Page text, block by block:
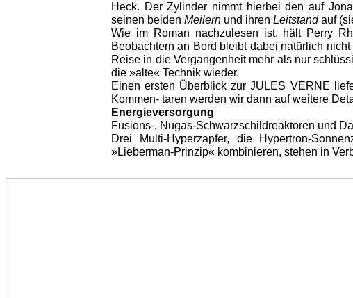
Heck. Der Zylinder nimmt hierbei den auf
seinen beiden Meilern und ihren Leitstandauf
Wie im Roman nachzulesen ist, hält Perry
Beobachtern an Bord bleibt dabei natürlich
Reise in die Vergangenheit mehr als nur
die »alte« Technik wieder.
Einen ersten Überblick zur JULES VERNE
Kommen- taren werden wir dann auf weitere
Energieversorgung
Fusions-, Nugas-Schwarzschildreaktoren und
Drei Multi-Hyperzapfer, die Hypertron-
»Lieberman-Prinzip« kombinieren, stehen in